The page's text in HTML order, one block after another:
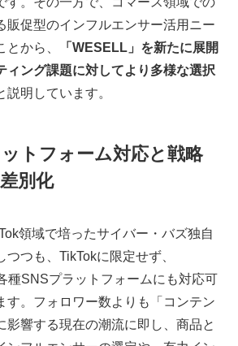
販促型のインフルエンサー活用ニー
とから、
「WESELL」を新たに展開
ィング課題に対してより多様な選択
説明しています。
トフォーム対応と戦略
別化
領域で培ったサイバー・バズ独自
つも、TikTokに限定せず、
種SNSプラットフォームにも対応可
す。フォロワー数よりも「コンテン
影響する現在の潮流に即し、商品と